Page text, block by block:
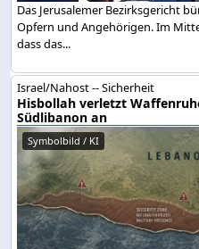
Das Jerusalemer Bezirksgericht
Opfern und Angehörigen. Im
dass das...
Israel/Nahost -- Sicherheit
Hisbollah verletzt
Südlibanon an
Symbolbild / KI